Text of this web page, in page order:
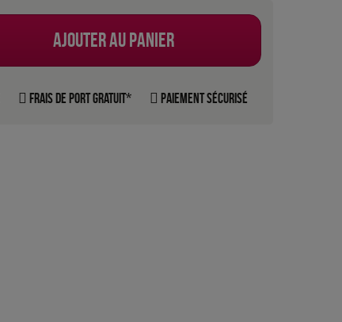
Ajouter au panier
Frais de port gratuit* Paiement sécurisé